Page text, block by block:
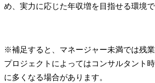
め、実力に応じた年収増を目指せる環境で
※補足すると、マネージャー未満では残業
プロジェクトによってはコンサルタント
に多くなる場合があります。